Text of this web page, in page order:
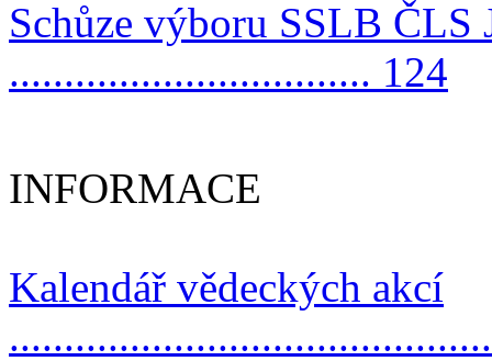
Schůze výboru SSLB ČLS
................................. 124
INFORMACE
Kalendář vědeckých akcí